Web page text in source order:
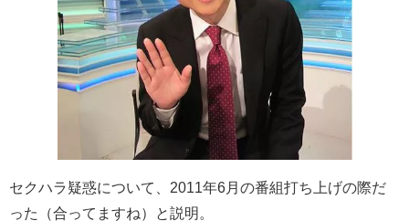
セクハラ疑惑について、2011年6月の番組打ち上げの際だ
った（合ってますね）と説明。